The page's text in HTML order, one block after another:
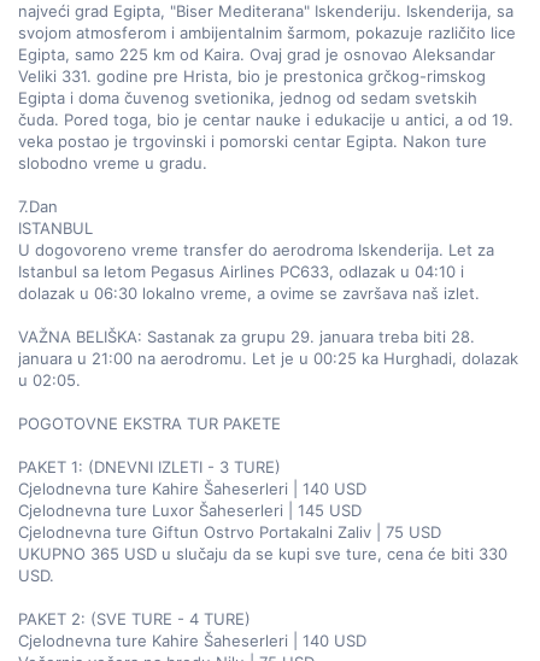
najveći grad Egipta, "Biser Mediterana" Iskenderiju. Iskenderija, sa
svojom atmosferom i ambijentalnim šarmom, pokazuje različito lice
Egipta, samo 225 km od Kaira. Ovaj grad je osnovao Aleksandar
Veliki 331. godine pre Hrista, bio je prestonica grčkog-rimskog
Egipta i doma čuvenog svetionika, jednog od sedam svetskih
čuda. Pored toga, bio je centar nauke i edukacije u antici, a od 19.
veka postao je trgovinski i pomorski centar Egipta. Nakon ture
slobodno vreme u gradu.
7.Dan
ISTANBUL
U dogovoreno vreme transfer do aerodroma Iskenderija. Let za
Istanbul sa letom Pegasus Airlines PC633, odlazak u 04:10 i
dolazak u 06:30 lokalno vreme, a ovime se završava naš izlet.
VAŽNA BELIŠKA: Sastanak za grupu 29. januara treba biti 28.
januara u 21:00 na aerodromu. Let je u 00:25 ka Hurghadi, dolazak
u 02:05.
POGOTOVNE EKSTRA TUR PAKETE
PAKET 1: (DNEVNI IZLETI - 3 TURE)
Cjelodnevna ture Kahire Šaheserleri | 140 USD
Cjelodnevna ture Luxor Šaheserleri | 145 USD
Cjelodnevna ture Giftun Ostrvo Portakalni Zaliv | 75 USD
UKUPNO 365 USD u slučaju da se kupi sve ture, cena će biti 330
USD.
PAKET 2: (SVE TURE - 4 TURE)
Cjelodnevna ture Kahire Šaheserleri | 140 USD